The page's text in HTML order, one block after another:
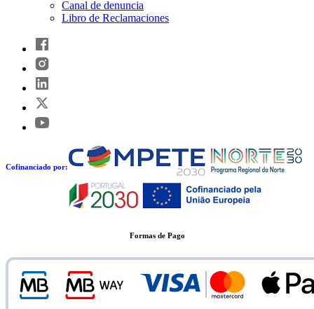
Canal de denuncia
Libro de Reclamaciones
Cofinanciado por:
Formas de Pago